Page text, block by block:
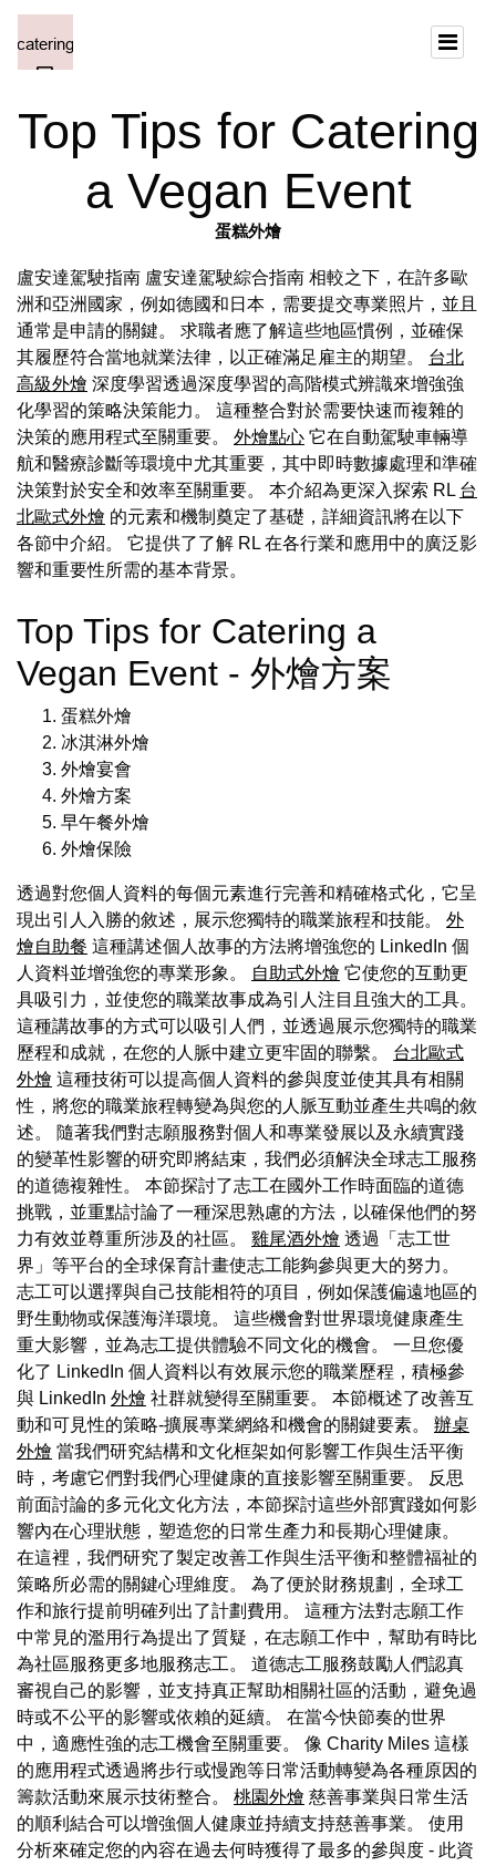
Top Tips for Catering
a Vegan Event
蛋糕外燴
盧安達駕駛指南 盧安達駕駛綜合指南 相較之下，在許多歐
洲和亞洲國家，例如德國和日本，需要提交專業照片，並且
通常是申請的關鍵。 求職者應了解這些地區慣例，並確保
其履歷符合當地就業法律，以正確滿足雇主的期望。 台北
高級外燴 深度學習透過深度學習的高階模式辨識來增強強
化學習的策略決策能力。 這種整合對於需要快速而複雜的
決策的應用程式至關重要。 外燴點心 它在自動駕駛車輛導
航和醫療診斷等環境中尤其重要，其中即時數據處理和準確
決策對於安全和效率至關重要。 本介紹為更深入探索 RL 台
北歐式外燴 的元素和機制奠定了基礎，詳細資訊將在以下
各節中介紹。 它提供了了解 RL 在各行業和應用中的廣泛影
響和重要性所需的基本背景。
Top Tips for Catering a
Vegan Event - 外燴方案
蛋糕外燴
冰淇淋外燴
外燴宴會
外燴方案
早午餐外燴
外燴保險
透過對您個人資料的每個元素進行完善和精確格式化，它呈
現出引人入勝的敘述，展示您獨特的職業旅程和技能。 外
燴自助餐 這種講述個人故事的方法將增強您的 LinkedIn 個
人資料並增強您的專業形象。
自助式外燴 它使您的互動更
具吸引力，並使您的職業故事成為引人注目且強大的工具。
這種講故事的方式可以吸引人們，並透過展示您獨特的職業
歷程和成就，在您的人脈中建立更牢固的聯繫。 台北歐式
外燴 這種技術可以提高個人資料的參與度並使其具有相關
性，將您的職業旅程轉變為與您的人脈互動並產生共鳴的敘
述。 隨著我們對志願服務對個人和專業發展以及永續實踐
的變革性影響的研究即將結束，我們必須解決全球志工服務
的道德複雜性。 本節探討了志工在國外工作時面臨的道德
挑戰，並重點討論了一種深思熟慮的方法，以確保他們的努
力有效並尊重所涉及的社區。 雞尾酒外燴 透過「志工世
界」等平台的全球保育計畫使志工能夠參與更大的努力。
志工可以選擇與自己技能相符的項目，例如保護偏遠地區的
野生動物或保護海洋環境。 這些機會對世界環境健康產生
重大影響，並為志工提供體驗不同文化的機會。 一旦您優
化了 LinkedIn 個人資料以有效展示您的職業歷程，積極參
與 LinkedIn 外燴 社群就變得至關重要。 本節概述了改善互
動和可見性的策略-擴展專業網絡和機會的關鍵要素。 辦桌
外燴 當我們研究結構和文化框架如何影響工作與生活平衡
時，考慮它們對我們心理健康的直接影響至關重要。 反思
前面討論的多元化文化方法，本節探討這些外部實踐如何影
響內在心理狀態，塑造您的日常生產力和長期心理健康。
在這裡，我們研究了製定改善工作與生活平衡和整體福祉的
策略所必需的關鍵心理維度。 為了便於財務規劃，全球工
作和旅行提前明確列出了計劃費用。 這種方法對志願工作
中常見的濫用行為提出了質疑，在志願工作中，幫助有時比
為社區服務更多地服務志工。 道德志工服務鼓勵人們認真
審視自己的影響，並支持真正幫助相關社區的活動，避免過
時或不公平的影響或依賴的延續。 在當今快節奏的世界
中，適應性強的志工機會至關重要。 像 Charity Miles 這樣
的應用程式透過將步行或慢跑等日常活動轉變為各種原因的
籌款活動來展示技術整合。 桃園外燴 慈善事業與日常生活
的順利結合可以增強個人健康並持續支持慈善事業。 使用
分析來確定您的內容在過去何時獲得了最多的參與度 - 此資